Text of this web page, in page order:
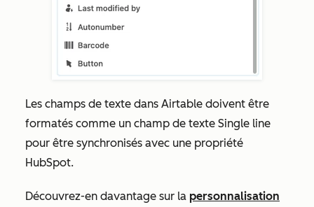
Les champs de texte dans Airtable doivent être
formatés comme un champ de texte Single line
pour être synchronisés avec une propriété
HubSpot.
Découvrez-en davantage sur la personnalisation